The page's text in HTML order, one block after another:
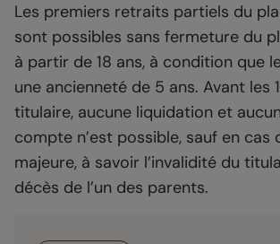
Les premiers retraits partiels du
sont possibles sans fermeture du
à partir de 18 ans, à condition que
une ancienneté de 5 ans. Avant les
titulaire, aucune liquidation et
compte n’est possible, sauf en cas
majeure, à savoir l’invalidité du
décès de l’un des parents.